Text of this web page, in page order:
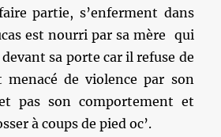
partie, s’enferment dans
est nourri par sa mère qui
devant sa porte car il refuse de
de violence par son
pas son comportement et
à coups de pied oc’.